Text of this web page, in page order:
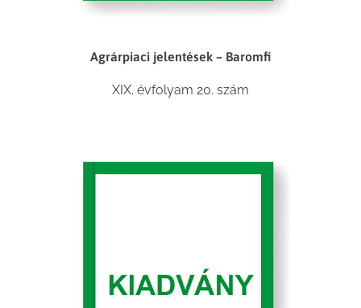
Agrárpiaci jelentések – Baromfi
XIX. évfolyam 20. szám